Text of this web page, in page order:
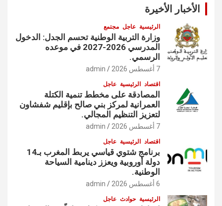
الأخبار الأخيرة
الرئيسية عاجل مجتمع
وزارة التربية الوطنية تحسم الجدل: الدخول
المدرسي 2026-2027 في موعده
الرسمي.
7 أغسطس 2026 admin
اقتصاد الرئيسية عاجل
المصادقة على مخطط تنمية الكتلة
العمرانية لمركز بني صالح بإقليم شفشاون
لتعزيز التنظيم المجالي.
7 أغسطس 2026 admin
اقتصاد الرئيسية عاجل
برنامج شتوي قياسي يربط المغرب بـ14
دولة أوروبية ويعزز دينامية السياحة
الوطنية.
6 أغسطس 2026 admin
الرئيسية حوادث عاجل